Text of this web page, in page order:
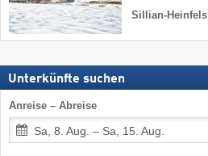
Sillian-Heinfels
Unterkünfte suchen
Anreise – Abreise
Sa, 8. Aug. – Sa, 15. Aug.